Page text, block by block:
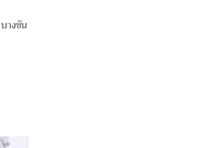
างชัน